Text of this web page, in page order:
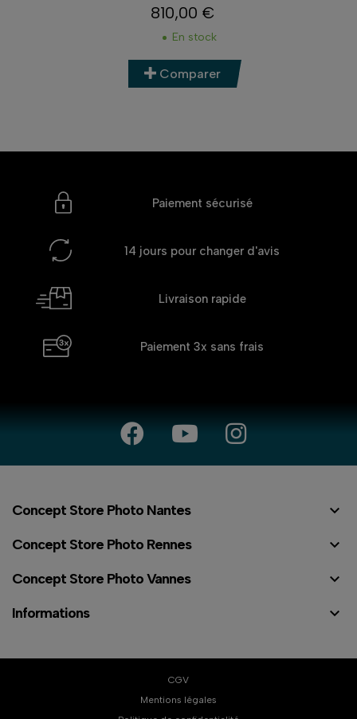
Prix
810,00 €
En stock
Comparer
Paiement sécurisé
14 jours pour changer d'avis
Livraison rapide
Paiement 3x sans frais
Concept Store Photo Nantes 
Concept Store Photo Rennes 
Concept Store Photo Vannes 
Informations 
CGV
Mentions légales